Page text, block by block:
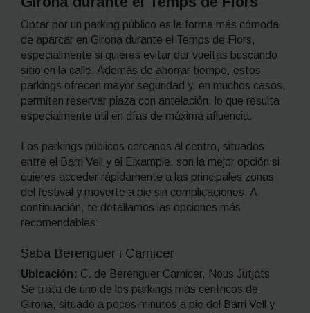
Optar por un parking público es la forma más cómoda
de aparcar en Girona durante el Temps de Flors,
especialmente si quieres evitar dar vueltas buscando
sitio en la calle. Además de ahorrar tiempo, estos
parkings ofrecen mayor seguridad y, en muchos casos,
permiten reservar plaza con antelación, lo que resulta
especialmente útil en días de máxima afluencia.
Los parkings públicos cercanos al centro, situados
entre el Barri Vell y el Eixample, son la mejor opción si
quieres acceder rápidamente a las principales zonas
del festival y moverte a pie sin complicaciones. A
continuación, te detallamos las opciones más
recomendables:
Saba Berenguer i Carnicer
Ubicación: C. de Berenguer Carnicer, Nous Jutjats
Se trata de uno de los parkings más céntricos de
Girona, situado a pocos minutos a pie del Barri Vell y